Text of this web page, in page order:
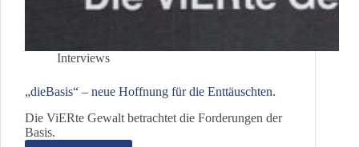
Interviews
„dieBasis“ – neue Hoffnung für die Enttäuschten.
Die ViERte Gewalt betrachtet die Forderungen der
Basis.